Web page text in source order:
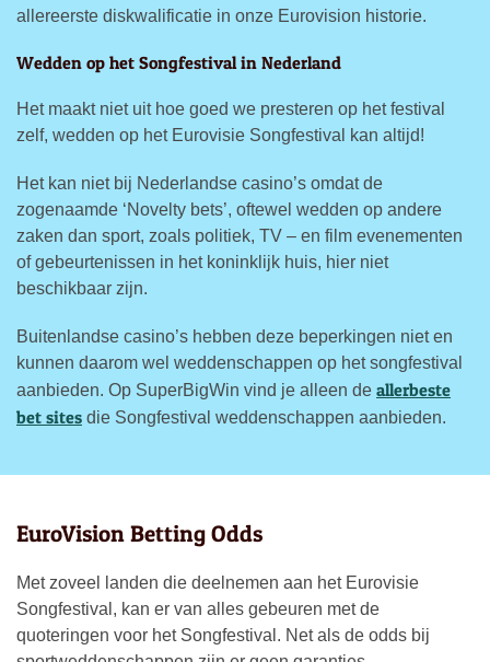
allereerste diskwalificatie in onze Eurovision historie.
Wedden op het Songfestival in Nederland
Het maakt niet uit hoe goed we presteren op het festival
zelf, wedden op het Eurovisie Songfestival kan altijd!
Het kan niet bij Nederlandse casino’s omdat de
zogenaamde ‘Novelty bets’, oftewel wedden op andere
zaken dan sport, zoals politiek, TV – en film evenementen
of gebeurtenissen in het koninklijk huis, hier niet
beschikbaar zijn.
Buitenlandse casino’s hebben deze beperkingen niet en
kunnen daarom wel weddenschappen op het songfestival
aanbieden. Op SuperBigWin vind je alleen de allerbeste
bet sites die Songfestival weddenschappen aanbieden.
EuroVision Betting Odds
Met zoveel landen die deelnemen aan het Eurovisie
Songfestival, kan er van alles gebeuren met de
quoteringen voor het Songfestival. Net als de odds bij